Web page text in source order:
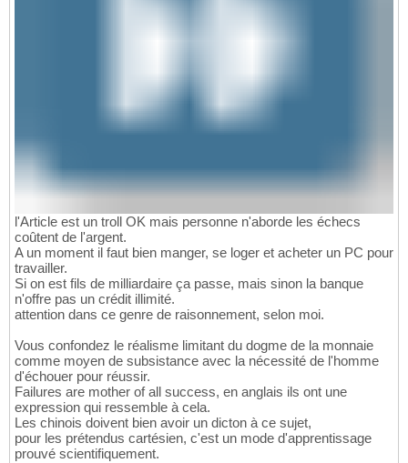
l'Article est un troll OK mais personne n'aborde les échecs
coûtent de l'argent.
A un moment il faut bien manger, se loger et acheter un PC pour
travailler.
Si on est fils de milliardaire ça passe, mais sinon la banque
n'offre pas un crédit illimité.
attention dans ce genre de raisonnement, selon moi.
Vous confondez le réalisme limitant du dogme de la monnaie
comme moyen de subsistance avec la nécessité de l'homme
d'échouer pour réussir.
Failures are mother of all success, en anglais ils ont une
expression qui ressemble à cela.
Les chinois doivent bien avoir un dicton à ce sujet,
pour les prétendus cartésien, c'est un mode d'apprentissage
prouvé scientifiquement.